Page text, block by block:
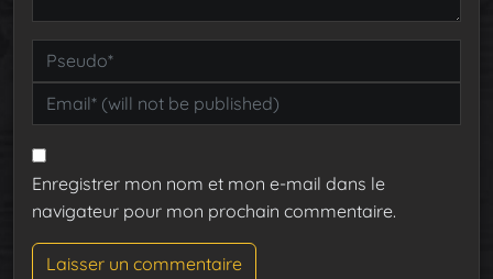
Enregistrer mon nom et mon e-mail dans le
navigateur pour mon prochain commentaire.